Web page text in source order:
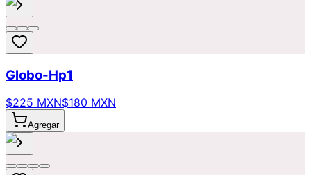
Globo-Hp1
$225 MXN$180 MXN
Agregar